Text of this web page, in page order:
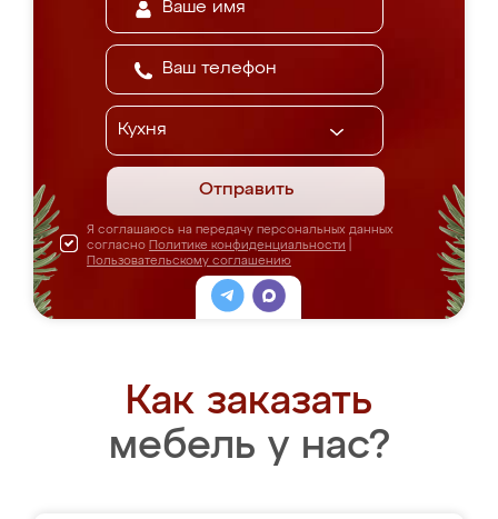
Отправить
Я соглашаюсь на передачу персональных данных
согласно Политике конфиденциальности
Пользовательскому соглашению
Как заказать
мебель у нас?